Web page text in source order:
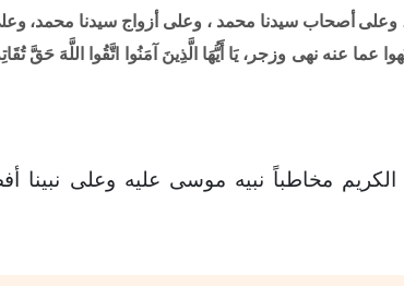
أصحاب سيدنا محمد ، وعلى أزواج سيدنا محمد،
عما عنه نهى وزجر، يَا أَيُّهَا الَّذِينَ آمَنُوا اتَّقُوا اللَّهَ حَقَّ
الكريم مخاطباً نبيه موسى عليه وعلى نبينا